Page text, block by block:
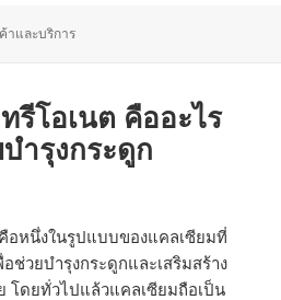
ด
าและบริการ
รีโอเนต คืออะไร
ำรุงกระดูก
อหนึ่งในรูปแบบของแคลเซียมที่
ช่วยบำรุงกระดูกและเสริมสร้าง
โดยทั่วไปแล้วแคลเซียมถือเป็น